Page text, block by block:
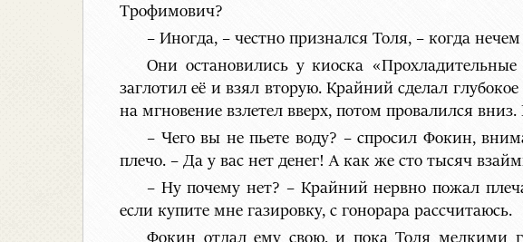
Трофимович?
– Иногда, – честно признался Толя, – когда
Они остановились у киоска
заглотил её и взял вторую. Крайний сделал
на мгновение взлетел вверх, потом провалился
– Чего вы не пьете воду? – спросил Фокин,
плечо. – Да у вас нет денег! А как же сто тысяч
– Ну почему нет? – Крайний нервно пожал
если купите мне газировку, с гонорара рассчитаюсь.